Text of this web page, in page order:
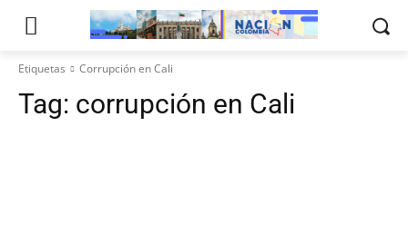
Etiquetas Corrupción en Cali
Tag: corrupción en Cali